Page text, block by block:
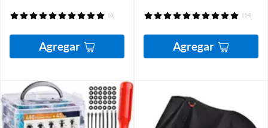
(6)
Agregar
(14)
Agregar